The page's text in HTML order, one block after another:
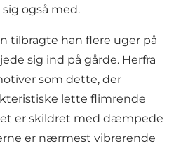
også med.
tilbragte han flere uger på
sig ind på gårde. Herfra
som dette, der
lette flimrende
er skildret med dæmpede
er nærmest vibrerende